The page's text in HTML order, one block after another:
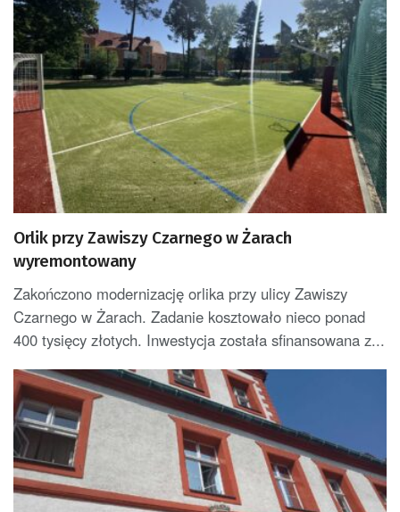
Orlik przy Zawiszy Czarnego w Żarach
wyremontowany
Zakończono modernizację orlika przy ulicy Zawiszy
Czarnego w Żarach. Zadanie kosztowało nieco ponad
400 tysięcy złotych. Inwestycja została sfinansowana z...